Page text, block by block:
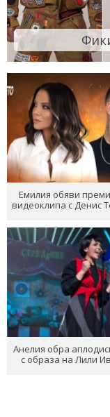
Емилия обяви
видеоклипа с Денис
Анелия обра
с образа на Лили